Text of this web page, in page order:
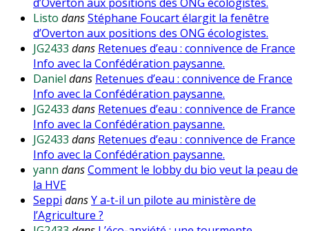
Listo dansStéphane Foucart élargit la fenêtre
d’Overton aux positions des ONG écologistes.
JG2433 dans Retenues d’eau : connivence de France
Info avec la Confédération paysanne.
Daniel dans Retenues d’eau : connivence de France
Info avec la Confédération paysanne.
JG2433 dans Retenues d’eau : connivence de France
Info avec la Confédération paysanne.
JG2433 dans Retenues d’eau : connivence de France
Info avec la Confédération paysanne.
yann dansComment le lobby du bio veut la peau de
la HVE
Seppi dansY a-t-il un pilote au ministère de
l’Agriculture ?